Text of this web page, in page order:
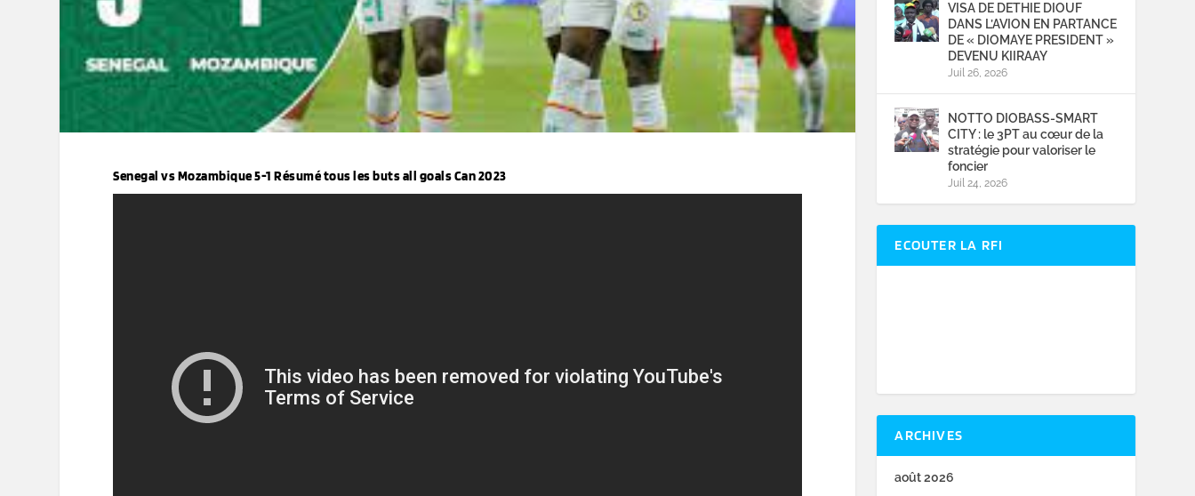
Senegal vs Mozambique 5-1 Résumé tous les buts all goals Can 2023
VISA DE DETHIE DIOUF
DANS L’AVION EN PARTANCE
DE « DIOMAYE PRESIDENT »
DEVENU KIIRAAY
Juil 26, 2026
NOTTO DIOBASS-SMART
CITY : le 3PT au cœur de la
stratégie pour valoriser le
foncier
Juil 24, 2026
ECOUTER LA RFI
ARCHIVES
août 2026